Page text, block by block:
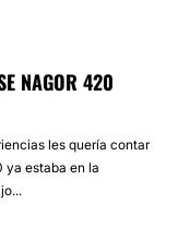
NAGOR 420
les quería contar
ya estaba en la